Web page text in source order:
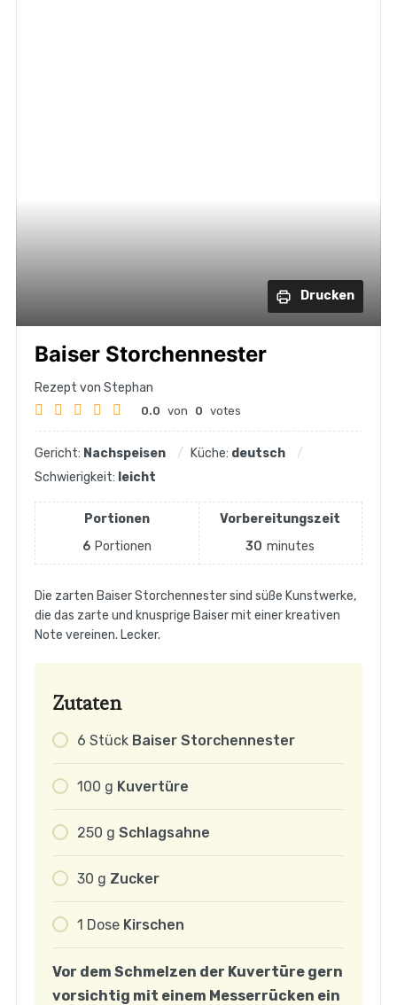
Drucken
Baiser Storchennester
Rezept von Stephan
0.0 von 0 votes
Gericht: Nachspeisen Küche: deutsch
Schwierigkeit: leicht
Portionen
6 Portionen
Vorbereitungszeit
30 minutes
Die zarten Baiser Storchennester sind süße Kunstwerke,
die das zarte und knusprige Baiser mit einer kreativen
Note vereinen. Lecker.
Zutaten
6 Stück Baiser Storchennester
100 g Kuvertüre
250 g Schlagsahne
30 g Zucker
1 Dose Kirschen
Vor dem Schmelzen der Kuvertüre gern
vorsichtig mit einem Messerrücken ein